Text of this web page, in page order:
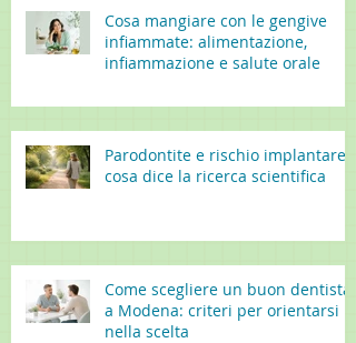
Cosa mangiare con le gengive
infiammate: alimentazione,
infiammazione e salute orale
Parodontite e rischio implantare:
cosa dice la ricerca scientifica
Come scegliere un buon dentista
a Modena: criteri per orientarsi
nella scelta